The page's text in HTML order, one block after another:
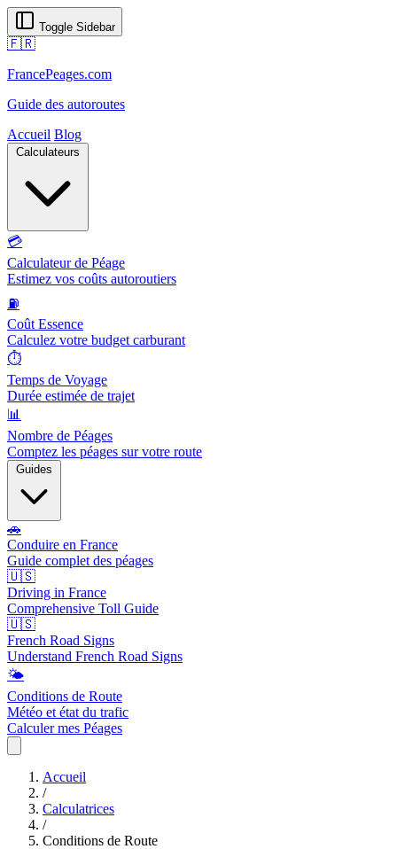
Toggle Sidebar
🇫🇷
FrancePeages.com
Guide des autoroutes
Accueil Blog
Calculateurs
💳
Calculateur de Péage
Estimez vos coûts autoroutiers
⛽
Coût Essence
Calculez votre budget carburant
⏱️
Temps de Voyage
Durée estimée de trajet
📊
Nombre de Péages
Comptez les péages sur votre route
Guides
🚗
Conduire en France
Guide complet des péages
🇺🇸
Driving in France
Comprehensive Toll Guide
🇺🇸
French Road Signs
Understand French Road Signs
🌤️
Conditions de Route
Météo et état du trafic
Calculer mes Péages
Accueil
/
Calculatrices
/
Conditions de Route